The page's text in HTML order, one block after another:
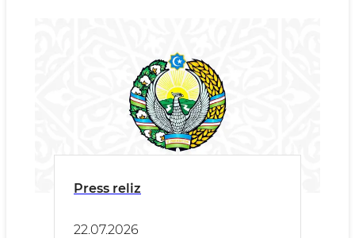
Press reliz
22.07.2026